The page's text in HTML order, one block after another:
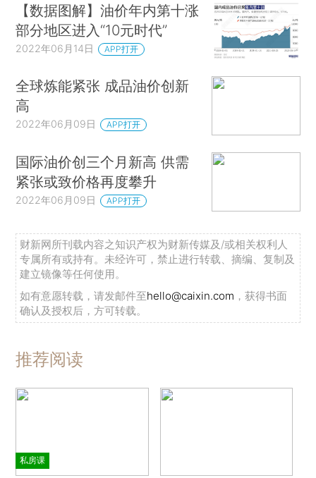
【数据图解】油价年内第十涨
部分地区进入“10元时代”
2022年06月14日 APP打开
全球炼能紧张 成品油价创新
高
2022年06月09日 APP打开
国际油价创三个月新高 供需
紧张或致价格再度攀升
2022年06月09日 APP打开
财新网所刊载内容之知识产权为财新传媒及/或相关权利人
专属所有或持有。未经许可，禁止进行转载、摘编、复制及
建立镜像等任何使用。
如有意愿转载，请发邮件至hello@caixin.com ，获得书面
确认及授权后，方可转载。
推荐阅读
私房课